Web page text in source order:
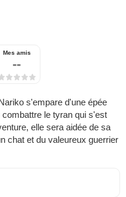
Mes amis
--
s'empare d'une épée
le tyran qui s'est
elle sera aidée de sa
chat et du valeureux guerrier